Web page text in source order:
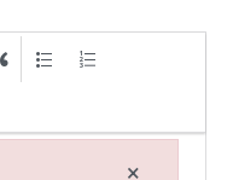
×